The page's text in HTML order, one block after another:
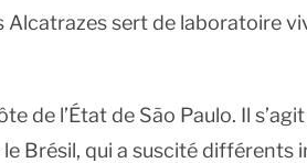
Alcatrazes sert de laboratoire
de l’État de São Paulo. Il
Brésil, qui a suscité différents